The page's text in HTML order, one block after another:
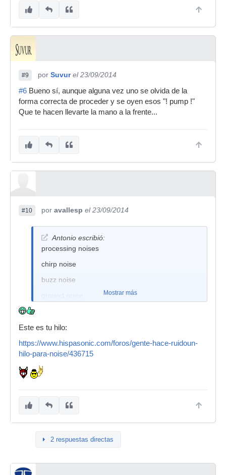
#9 por Suvur el 23/09/2014
#6 Bueno sí, aunque alguna vez uno se olvida de la
forma correcta de proceder y se oyen esos "! pump !"
Que te hacen llevarte la mano a la frente...
#10 por avallesp el 23/09/2014
Antonio escribió:
processing noises
chirp noise
buzz noise
digital clicks and pops
Mostrar más
Este es tu hilo:
https://www.hispasonic.com/foros/gente-hace-ruidoun-
hilo-para-noise/436715
2 respuestas directas